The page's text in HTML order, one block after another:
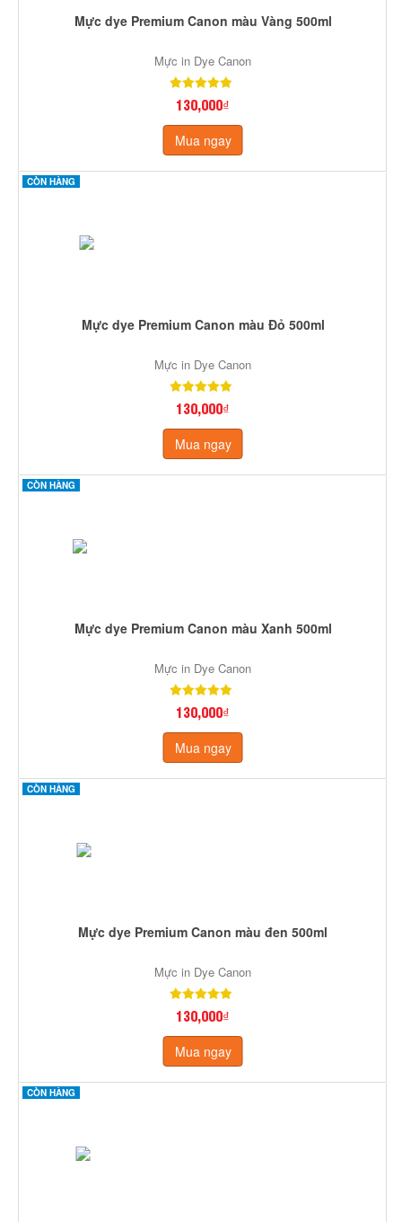
Mực dye Premium Canon màu Vàng 500ml
Mực in Dye Canon
130,000₫
Mua ngay
CÒN HÀNG
Mực dye Premium Canon màu Đỏ 500ml
Mực in Dye Canon
130,000₫
Mua ngay
CÒN HÀNG
Mực dye Premium Canon màu Xanh 500ml
Mực in Dye Canon
130,000₫
Mua ngay
CÒN HÀNG
Mực dye Premium Canon màu đen 500ml
Mực in Dye Canon
130,000₫
Mua ngay
CÒN HÀNG